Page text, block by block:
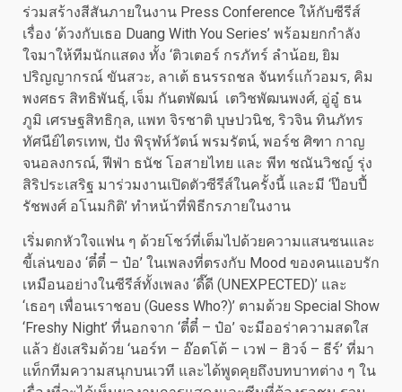
ร่วมสร้างสีสันภายในงาน Press Conference ให้กับซีรีส์
เรื่อง ‘ด้วงกับเธอ Duang With You Series’ พร้อมยกกำลัง
ใจมาให้ทีมนักแสดง ทั้ง ‘ติวเตอร์ กรภัทร์ ลำน้อย, ยิม
ปริญญากรณ์ ขันสวะ, ลาเต้ ธนรรถชล จันทร์เเก้วอมร, คิม
พงศธร สิทธิพันธุ์, เจ็ม กันตพัฒน์ เตวิชพัฒนพงศ์, อู่อู๋ ธน
ภูมิ เศรษฐสิทธิกุล, แพท จิรชาติ บุษปวนิช, ริวจิน ทินภัทร
ทัศนีย์ไตรเทพ, ปัง พิรุฬห์วัตน์ พรมรัตน์, พอร์ช ศิฑา กาญ
จนอลงกรณ์, ฟีฟ่า ธนัช โอสายไทย และ พีท ชณันวิชญ์ รุ่ง
สิริประเสริฐ มาร่วมงานเปิดตัวซีรีส์ในครั้งนี้ และมี ‘ป๊อบปี้
รัชพงศ์ อโนมกิติ’ ทำหน้าที่พิธีกรภายในงาน
เริ่มตกหัวใจแฟน ๆ ด้วยโชว์ที่เต็มไปด้วยความแสนซนและ
ขี้เล่นของ ‘ตี๋ตี๋ – ป๋อ’ ในเพลงที่ตรงกับ Mood ของคนแอบรัก
เหมือนอย่างในซีรีส์ทั้งเพลง ‘ดี๊ดี (UNEXPECTED)’ และ
‘เธอๆ เพื่อนเราชอบ (Guess Who?)’ ตามด้วย Special Show
‘Freshy Night’ ที่นอกจาก ‘ตี๋ตี๋ – ป๋อ’ จะมีออร่าความสดใส
แล้ว ยังเสริมด้วย ‘นอร์ท – อ๊อตโต้ – เวฟ – ฮิวจ์ – ธีร์’ ที่มา
แท็กทีมความสนุกบนเวที และได้พูดคุยถึงบทบาทต่าง ๆ ใน